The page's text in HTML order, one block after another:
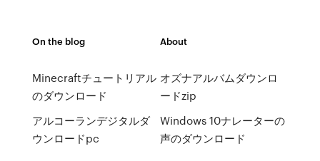
On the blog
Minecraftチュートリアル
のダウンロード
アルコーランデジタルダ
ウンロードpc
About
オズナアルバムダウンロ
ードzip
Windows 10ナレーターの
声のダウンロード